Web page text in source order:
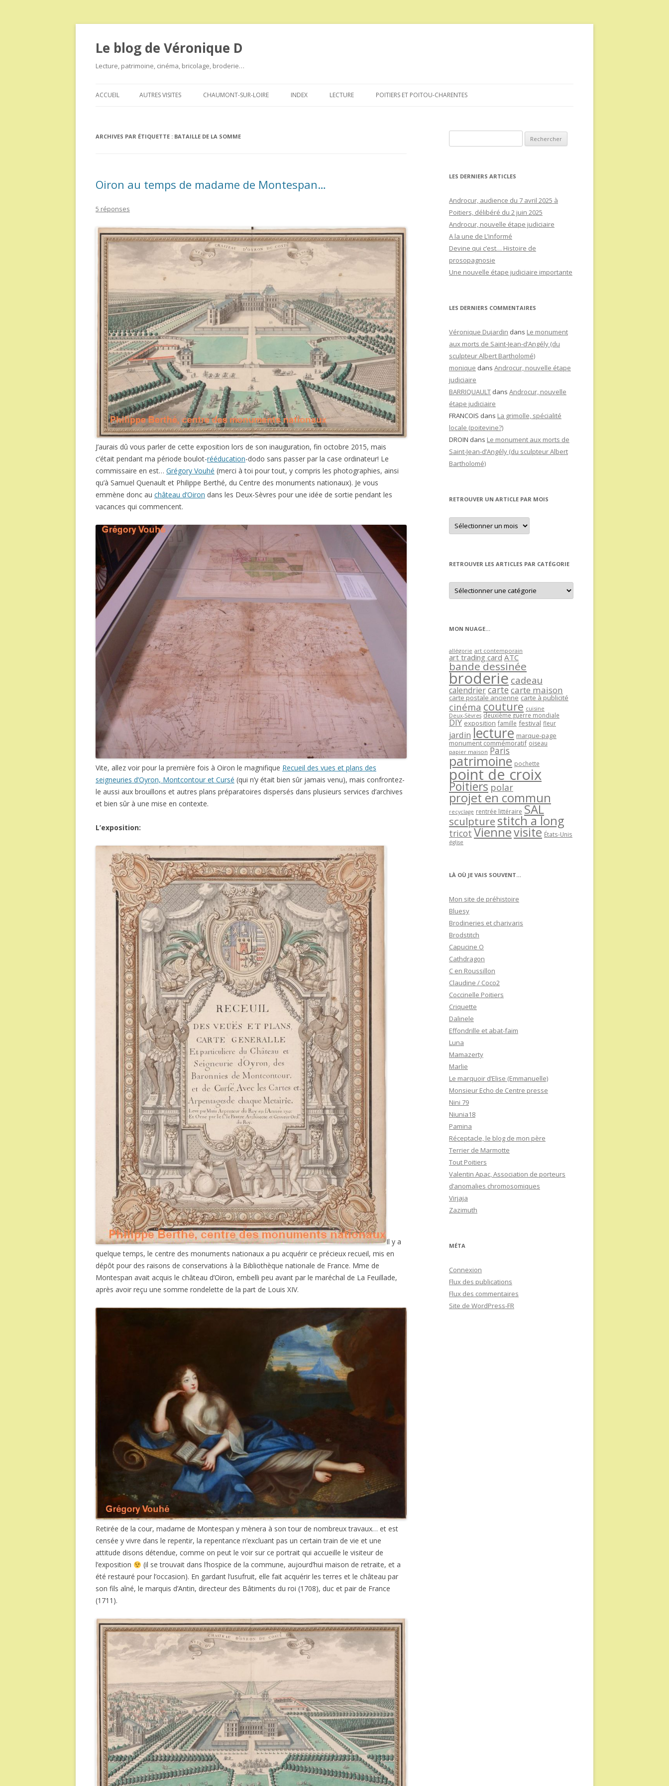
Le blog de Véronique D
Lecture, patrimoine, cinéma, bricolage, broderie…
au
ACCUEIL AUTRES VISITES CHAUMONT-SUR-LOIRE INDEX LECTURE POITIERS ET POITOU-CHARENTES
ARCHIVES PAR ÉTIQUETTE : BATAILLE DE LA SOMME
Oiron au temps de madame de Montespan…
5 réponses
J’aurais dû vous parler de cette exposition lors de son inauguration, fin octobre 2015, mais
c’était pendant ma période boulot-rééducation-dodo sans passer par la case ordinateur! Le
commissaire en est… Grégory Vouhé (merci à toi pour tout, y compris les photographies, ainsi
qu’à Samuel Quenault et Philippe Berthé, du Centre des monuments nationaux). Je vous
emmène donc au château d’Oiron dans les Deux-Sèvres pour une idée de sortie pendant les
vacances qui commencent.
Vite, allez voir pour la première fois à Oiron le magnifique Recueil des vues et plans des
seigneuries d’Oyron, Montcontour et Cursé (qui n’y était bien sûr jamais venu), mais confrontez-
le aussi aux brouillons et autres plans préparatoires dispersés dans plusieurs services d’archives
et bien sûr à une mise en contexte.
L’exposition:
Il y a
quelque temps, le centre des monuments nationaux a pu acquérir ce précieux recueil, mis en
dépôt pour des raisons de conservations à la Bibliothèque nationale de France. Mme de
Montespan avait acquis le château d’Oiron, embelli peu avant par le maréchal de La Feuillade,
après avoir reçu une somme rondelette de la part de Louis XIV.
Retirée de la cour, madame de Montespan y mènera à son tour de nombreux travaux… et est
censée y vivre dans le repentir, la repentance n’excluant pas un certain train de vie et une
attitude disons détendue, comme on peut le voir sur ce portrait qui accueille le visiteur de
l’exposition
(il se trouvait dans l’hospice de la commune, aujourd’hui maison de retraite, et a
été restauré pour l’occasion). En gardant l’usufruit, elle fait acquérir les terres et le château par
son fils aîné, le marquis d’Antin, directeur des Bâtiments du roi (1708), duc et pair de France
(1711).
LES DERNIERS ARTICLES
Androcur, audience du 7 avril 2025 à
Poitiers, délibéré du 2 juin 2025
Androcur, nouvelle étape judiciaire
A la une de L’informé
Devine qui c’est… Histoire de
prosopagnosie
Une nouvelle étape judiciaire importante
LES DERNIERS COMMENTAIRES
Véronique Dujardin dans Le monument
aux morts de Saint-Jean-d’Angély (du
sculpteur Albert Bartholomé)
monique dans Androcur, nouvelle étape
judiciaire
BARRIQUAULT dans Androcur, nouvelle
étape judiciaire
FRANCOIS dans La grimolle, spécialité
locale (poitevine?)
DROIN dans Le monument aux morts de
Saint-Jean-d’Angély (du sculpteur Albert
Bartholomé)
RETROUVER UN ARTICLE PAR MOIS
Retrouver
un
article
RETROUVER LES ARTICLES PAR CATÉGORIE
Retrouver
les
articles
MON NUAGE…
allégorie art contemporain
art trading card ATC
bande dessinée
broderie cadeau
calendriercartecarte maison
carte postale ancienne carte à publicité
cinéma couture cuisine
Deux-Sèvres deuxième guerre mondiale
DIY exposition famille festival fleur
jardin lecture marque-page
monument commémoratif oiseau
papier maison Paris
patrimoine pochette
point de croix
Poitiers polar
projet en commun
recyclage rentrée littéraire SAL
sculpture stitch a long
tricot Viennevisite États-Unis
église
LÀ OÙ JE VAIS SOUVENT…
Mon site de préhistoire
Bluesy
Brodineries et charivaris
Brodstitch
Capucine O
Cathdragon
C en Roussillon
Claudine / Coco2
Coccinelle Poitiers
Criquette
Dalinele
Effondrille et abat-faim
Luna
Mamazerty
Marlie
Le marquoir d’Elise (Emmanuelle)
Monsieur Echo de Centre presse
Nini 79
Niunia18
Pamina
Réceptacle, le blog de mon père
Terrier de Marmotte
Tout Poitiers
Valentin Apac, Association de porteurs
d’anomalies chromosomiques
Virjaja
Zazimuth
MÉTA
Connexion
Flux des publications
Flux des commentaires
Site de WordPress-FR